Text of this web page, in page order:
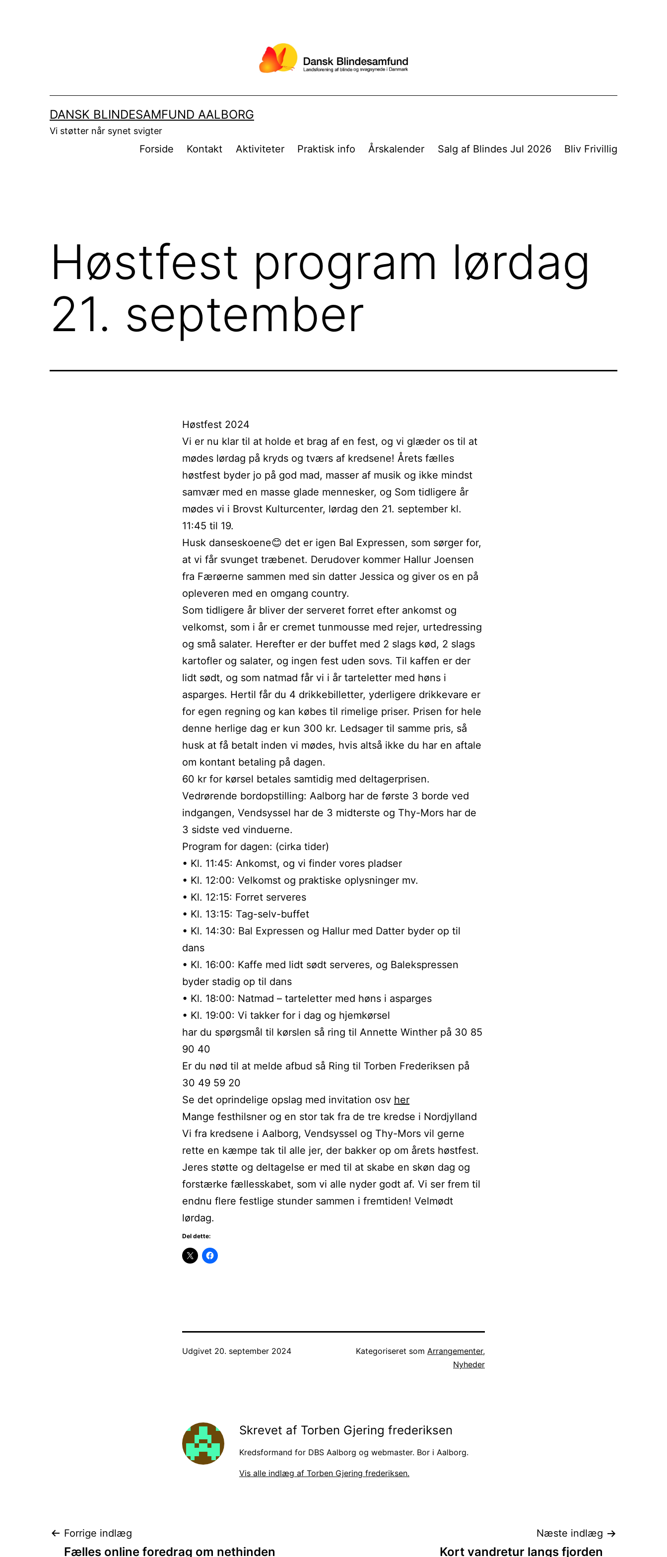
DANSK BLINDESAMFUND AALBORG
Vi støtter når synet svigter
Forside Kontakt Aktiviteter Praktisk info Årskalender Salg af Blindes Jul 2026 Bliv Frivillig
Høstfest program lørdag
21. september
Høstfest 2024
Vi er nu klar til at holde et brag af en fest, og vi glæder os til at
mødes lørdag på kryds og tværs af kredsene! Årets fælles
høstfest byder jo på god mad, masser af musik og ikke mindst
samvær med en masse glade mennesker, og Som tidligere år
mødes vi i Brovst Kulturcenter, lørdag den 21. september kl.
11:45 til 19.
Husk danseskoene😊 det er igen Bal Expressen, som sørger for,
at vi får svunget træbenet. Derudover kommer Hallur Joensen
fra Færøerne sammen med sin datter Jessica og giver os en på
opleveren med en omgang country.
Som tidligere år bliver der serveret forret efter ankomst og
velkomst, som i år er cremet tunmousse med rejer, urtedressing
og små salater. Herefter er der buffet med 2 slags kød, 2 slags
kartofler og salater, og ingen fest uden sovs. Til kaffen er der
lidt sødt, og som natmad får vi i år tarteletter med høns i
asparges. Hertil får du 4 drikkebilletter, yderligere drikkevare er
for egen regning og kan købes til rimelige priser. Prisen for hele
denne herlige dag er kun 300 kr. Ledsager til samme pris, så
husk at få betalt inden vi mødes, hvis altså ikke du har en aftale
om kontant betaling på dagen.
60 kr for kørsel betales samtidig med deltagerprisen.
Vedrørende bordopstilling: Aalborg har de første 3 borde ved
indgangen, Vendsyssel har de 3 midterste og Thy-Mors har de
3 sidste ved vinduerne.
Program for dagen: (cirka tider)
• Kl. 11:45: Ankomst, og vi finder vores pladser
• Kl. 12:00: Velkomst og praktiske oplysninger mv.
• Kl. 12:15: Forret serveres
• Kl. 13:15: Tag-selv-buffet
• Kl. 14:30: Bal Expressen og Hallur med Datter byder op til
dans
• Kl. 16:00: Kaffe med lidt sødt serveres, og Balekspressen
byder stadig op til dans
• Kl. 18:00: Natmad – tarteletter med høns i asparges
• Kl. 19:00: Vi takker for i dag og hjemkørsel
har du spørgsmål til kørslen så ring til Annette Winther på 30 85
90 40
Er du nød til at melde afbud så Ring til Torben Frederiksen på
30 49 59 20
Se det oprindelige opslag med invitation osv her
Mange festhilsner og en stor tak fra de tre kredse i Nordjylland
Vi fra kredsene i Aalborg, Vendsyssel og Thy-Mors vil gerne
rette en kæmpe tak til alle jer, der bakker op om årets høstfest.
Jeres støtte og deltagelse er med til at skabe en skøn dag og
forstærke fællesskabet, som vi alle nyder godt af. Vi ser frem til
endnu flere festlige stunder sammen i fremtiden! Velmødt
lørdag.
Del dette:
Udgivet 20. september 2024 Kategoriseret som Arrangementer,
Nyheder
Skrevet af Torben Gjering frederiksen
Kredsformand for DBS Aalborg og webmaster. Bor i Aalborg.
Vis alle indlæg af Torben Gjering frederiksen.
Indlægsnavigation
Forrige indlæg
Fælles online foredrag om nethinden
Næste indlæg
Kort vandretur langs fjorden